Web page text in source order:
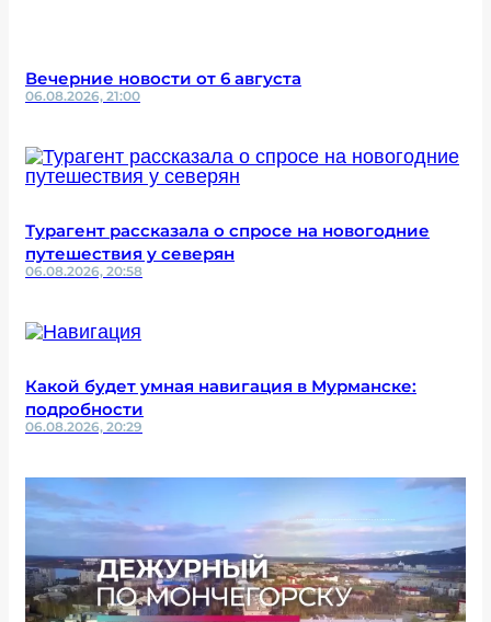
Вечерние новости от 6 августа
06.08.2026, 21:00
Турагент рассказала о спросе на новогодние
путешествия у северян
06.08.2026, 20:58
Какой будет умная навигация в Мурманске:
подробности
06.08.2026, 20:29